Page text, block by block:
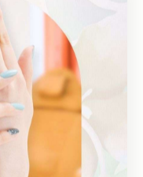
す。
紫外線の強い沖縄で
、恩納村のネイルサ
ながら自分の好みに
。初めてバイオレッ
案で安心してデザイ
イルも合わせて楽し